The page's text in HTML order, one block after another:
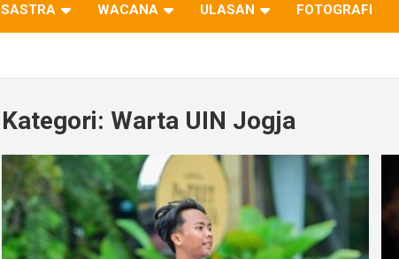
SASTRA WACANA ULASAN FOTOGRAFI
Kategori: Warta UIN Jogja